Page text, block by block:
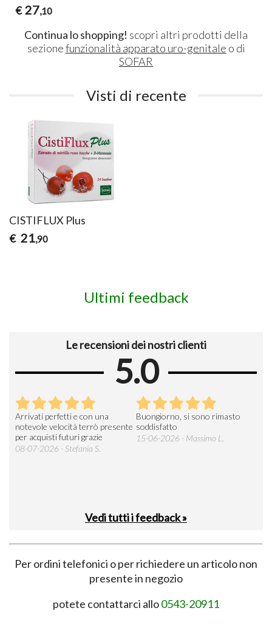
€ 27,10
Continua lo shopping! scopri altri prodotti della
sezionefunzionalità apparato uro-genitale o di
SOFAR
Visti di recente
CISTIFLUX Plus
€ 21,90
Ultimi feedback
Le recensioni dei nostri clienti
5.0
Arrivati perfetti e con una
notevole velocità terrò presente
per acquisti futuri grazie
08-07-2026 - Stefania S.
Buongiorno, si sono rimasto
soddisfatto
15-06-2026 - Massimo L.
Vedi tutti i feedback »
Per ordini telefonici o per richiedere un articolo non
presente in negozio
potete contattarci allo0543-20911